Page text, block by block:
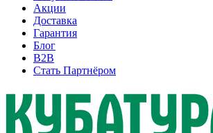
Акции
Доставка
Гарантия
Блог
B2B
Стать Партнёром